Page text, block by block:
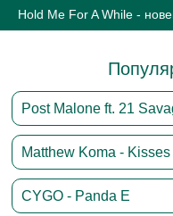
Hold Me For A While -
Post Malone ft. 21
Matthew Koma -
CYGO - Panda E